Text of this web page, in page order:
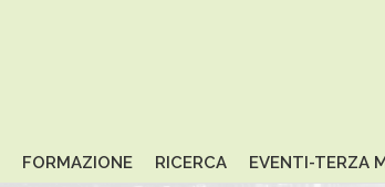
FORMAZIONE RICERCA EVENTI-TERZA